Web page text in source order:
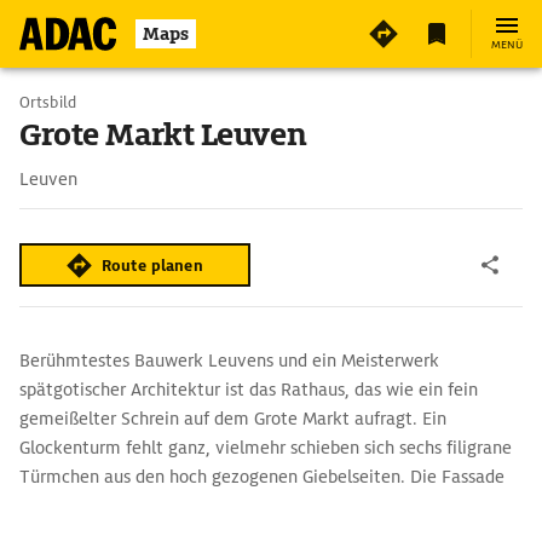
Maps MENÜ
Ortsbild
Grote Markt Leuven
Leuven
Route planen
Berühmtestes Bauwerk Leuvens und ein Meisterwerk
spätgotischer Architektur ist das Rathaus, das wie ein fein
gemeißelter Schrein auf dem Grote Markt aufragt. Ein
Glockenturm fehlt ganz, vielmehr schieben sich sechs filigrane
Türmchen aus den hoch gezogenen Giebelseiten. Die Fassade